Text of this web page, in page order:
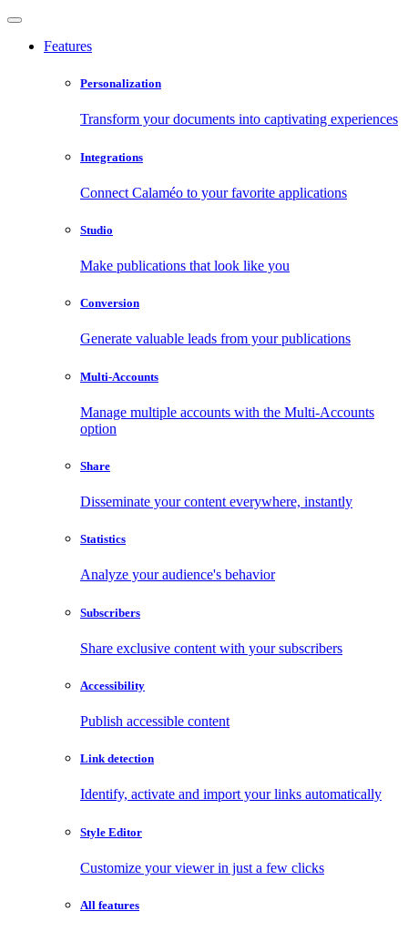
Features
Personalization
Transform your documents into captivating experiences
Integrations
Connect Calaméo to your favorite applications
Studio
Make publications that look like you
Conversion
Generate valuable leads from your publications
Multi-Accounts
Manage multiple accounts with the Multi-Accounts
option
Share
Disseminate your content everywhere, instantly
Statistics
Analyze your audience's behavior
Subscribers
Share exclusive content with your subscribers
Accessibility
Publish accessible content
Link detection
Identify, activate and import your links automatically
Style Editor
Customize your viewer in just a few clicks
All features